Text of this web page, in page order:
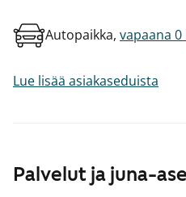
Palvelut ja juna-
Autopaikka, vapaana 0
Lue lisää asiakaseduista